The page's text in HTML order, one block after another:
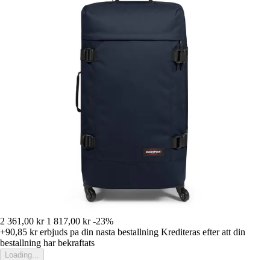
2 361,00 kr 1 817,00 kr -23%
+90,85 krerbjuds pa din nasta bestallning Krediteras efter att din
bestallning har bekraftats
Loading...